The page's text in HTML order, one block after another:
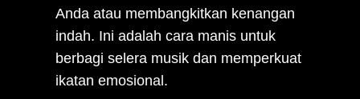
Anda atau membangkitkan kenangan
indah. Ini adalah cara manis untuk
berbagi selera musik dan memperkuat
ikatan emosional.